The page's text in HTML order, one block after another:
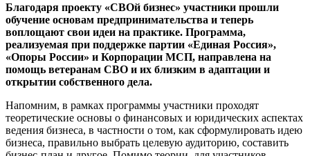
Благодаря проекту «СВОй бизнес» участники прошли
обучение основам предпринимательства и теперь
воплощают свои идеи на практике. Программа,
реализуемая при поддержке партии «Единая Россия»,
«Опоры России» и Корпорации МСП, направлена на
помощь ветеранам СВО и их близким в адаптации и
открытии собственного дела.
Напомним, в рамках программы участники проходят
теоретические основы о финансовых и юридических аспектах
ведения бизнеса, в частности о том, как сформулировать идею
бизнеса, правильно выбрать целевую аудиторию, составить